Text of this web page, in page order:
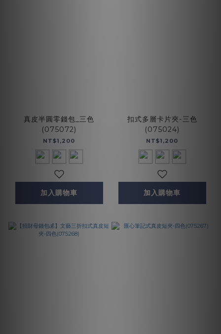
真皮半圓零錢包_三色
(075072)
NT$1,200
加入購物車
扣式多層卡片夾-三色
(075024)
NT$1,200
加入購物車